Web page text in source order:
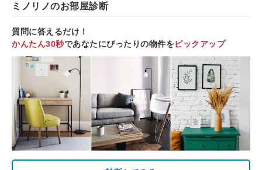
ミノリノのお部屋診断
質問に答えるだけ！
かんたん30秒であなたにぴったりの物件をピックアップ